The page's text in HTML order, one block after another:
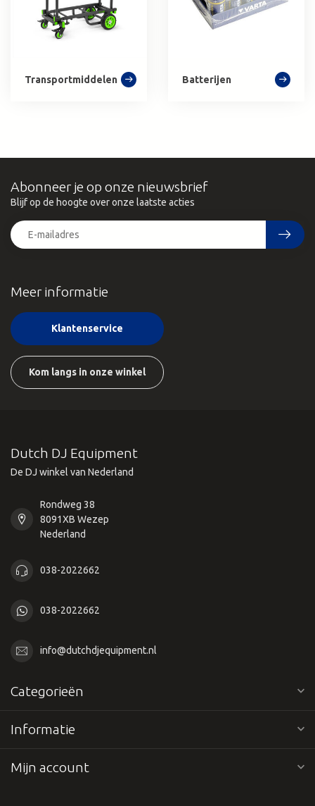
Transportmiddelen Batterijen
Meer informatie
Klantenservice
Kom langs in onze winkel
Abonneer je op onze nieuwsbrief
Blijf op de hoogte over onze laatste acties
Dutch DJ Equipment
De DJ winkel van Nederland
Rondweg 38
8091XB Wezep
Nederland
038-2022662
038-2022662
info@dutchdjequipment.nl
Categorieën
Informatie
Mijn account